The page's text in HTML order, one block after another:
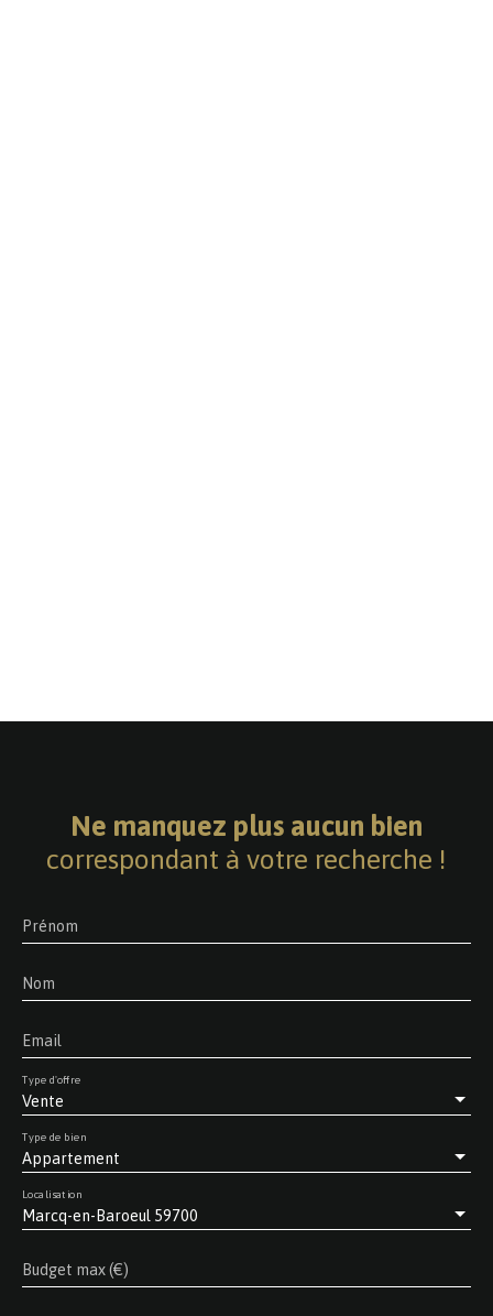
Ne manquez plus aucun bien
correspondant à votre recherche !
Prénom
Nom
Email
Vente
Type d'offre
Appartement
Type de bien
Marcq-en-Baroeul 59700
Localisation
Budget max (€)